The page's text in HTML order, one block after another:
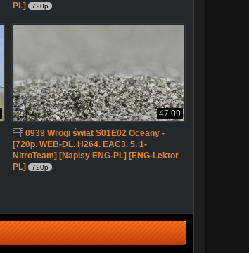
PL]
720p
47:09
0939 Wrogi świat S01E02 Oceany -
[720p. WEB-DL. H264. EAC3. 5. 1-
NitroTeam] [Napisy ENG-PL] [ENG-Lektor
PL]
720p